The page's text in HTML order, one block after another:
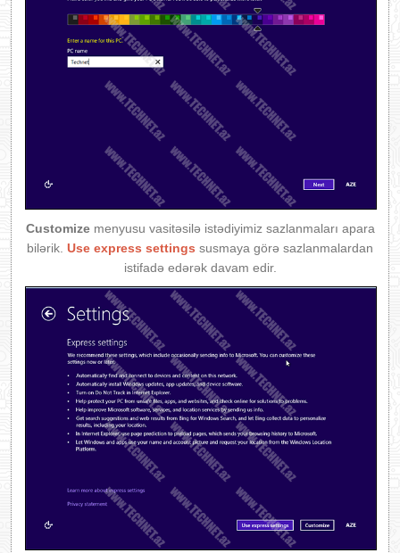
Customizemenyusu vasitəsilə istədiyimiz sazlanmaları apara
bilərik. Use express settings susmaya görə sazlanmalardan
istifadə edərək davam edir.